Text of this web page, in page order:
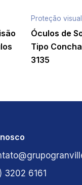
Proteção visual
Óculos de
Tipo
3135
3202 6161